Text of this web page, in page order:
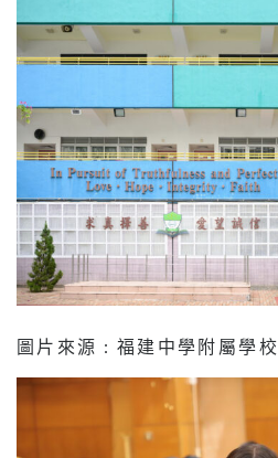
圖片來源 : 福建中學附屬學校